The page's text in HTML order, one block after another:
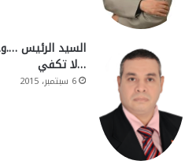
السيد الرئيس
…لا تكفي
6 سبتمبر، 2015